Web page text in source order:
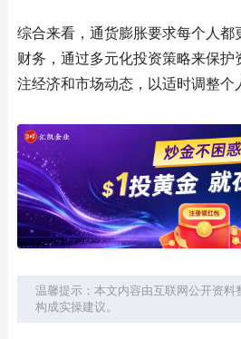
综合来看，通货膨胀要求每个人都
财务，通过多元化投资策略来保护
注经济和市场动态，以适时调整个
温馨提示：本文内容由互联网公开资料
构成实操建议。